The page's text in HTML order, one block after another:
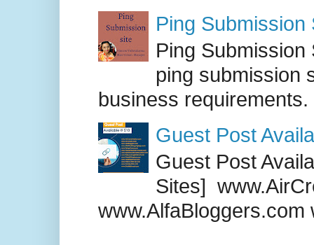
Ping Submission
Ping
ping submission
business requirements.
Guest Post
Guest Post
Sites]
www.AlfaBloggers.com